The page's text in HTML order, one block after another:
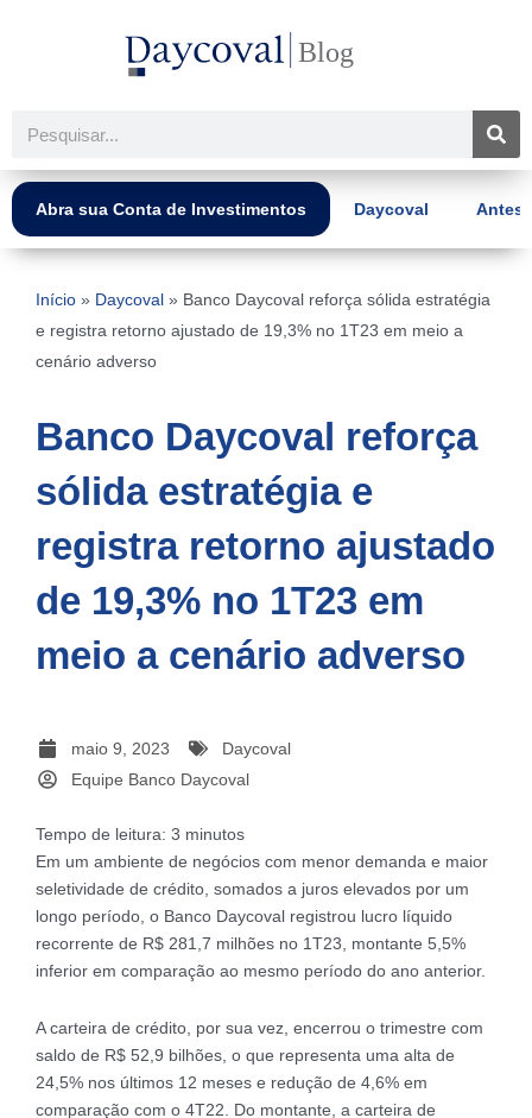
Pesquisar
Abra sua Conta de Investimentos Daycoval Antes
Início » Daycoval » Banco Daycoval reforça sólida estratégia
e registra retorno ajustado de 19,3% no 1T23 em meio a
cenário adverso
Banco Daycoval reforça
sólida estratégia e
registra retorno ajustado
de 19,3% no 1T23 em
meio a cenário adverso
maio 9, 2023
Daycoval
Equipe Banco Daycoval
Tempo de leitura: 3 minutos
Em um ambiente de negócios com menor demanda e maior
seletividade de crédito, somados a juros elevados por um
longo período, o Banco Daycoval registrou lucro líquido
recorrente de R$ 281,7 milhões no 1T23, montante 5,5%
inferior em comparação ao mesmo período do ano anterior.
A carteira de crédito, por sua vez, encerrou o trimestre com
saldo de R$ 52,9 bilhões, o que representa uma alta de
24,5% nos últimos 12 meses e redução de 4,6% em
comparação com o 4T22. Do montante, a carteira de